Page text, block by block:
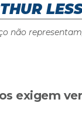
não
exigem